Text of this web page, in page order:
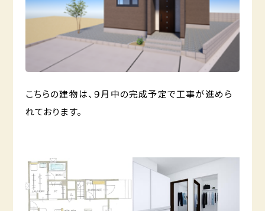
こちらの建物は、９月中の完成予定で工事が進めら
れております。